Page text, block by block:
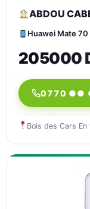
ABDOU
Huawei Mate 70
205000
0770 ●●
Bois des Cars